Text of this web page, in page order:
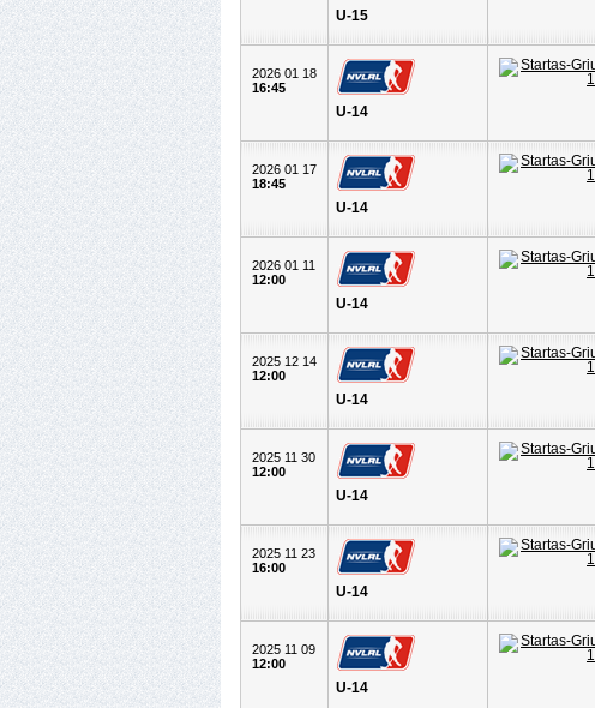
U-15
2026 01 18
16:45
U-14
2026 01 17
18:45
U-14
2026 01 11
12:00
U-14
2025 12 14
12:00
U-14
2025 11 30
12:00
U-14
2025 11 23
16:00
U-14
2025 11 09
12:00
U-14